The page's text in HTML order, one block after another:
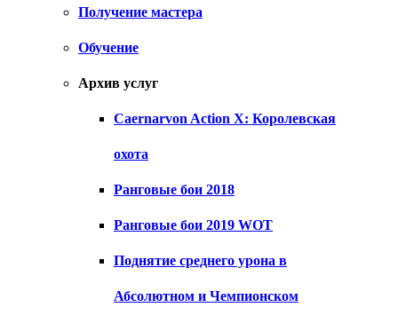
Получение мастера
Обучение
Архив услуг
Caernarvon Action X: Королевская
охота
Ранговые бои 2018
Ранговые бои 2019 WOT
Поднятие среднего урона в
Абсолютном и Чемпионском